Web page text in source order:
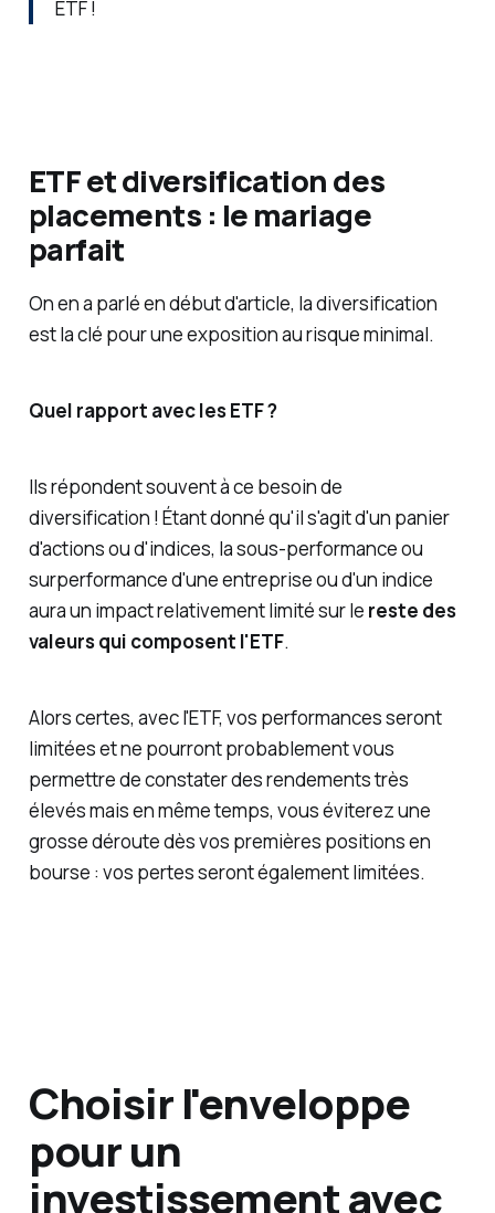
ETF !
ETF et diversification des
placements : le mariage
parfait
On en a parlé en début d'article, la diversification
est la clé pour une exposition au risque minimal.
Quel rapport avec les ETF ?
Ils répondent souvent à ce besoin de
diversification ! Étant donné qu'il s'agit d'un panier
d'actions ou d'indices, la sous-performance ou
surperformance d'une entreprise ou d'un indice
aura un impact relativement limité sur le reste des
valeurs qui composent l'ETF.
Alors certes, avec l'ETF, vos performances seront
limitées et ne pourront probablement vous
permettre de constater des rendements très
élevés mais en même temps, vous éviterez une
grosse déroute dès vos premières positions en
bourse : vos pertes seront également limitées.
Choisir l'enveloppe
pour un
investissement avec